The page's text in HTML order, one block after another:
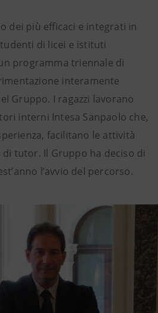
dei più efficaci e integrati in
di licei e istituti
programma triennale di
interamente
Gruppo. I ragazzi lavorano
interni Intesa Sanpaolo che,
facilitano le attività
tutor. Il Gruppo ha deciso di
l’avvio del percorso.